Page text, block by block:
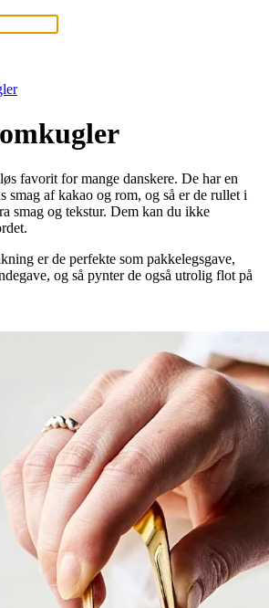
favorit for mange danskere. De har en
smag af kakao og rom, og så er de rullet i
smag og tekstur. Dem kan du ikke
er de perfekte som pakkelegsgave,
og så pynter de også utrolig flot på